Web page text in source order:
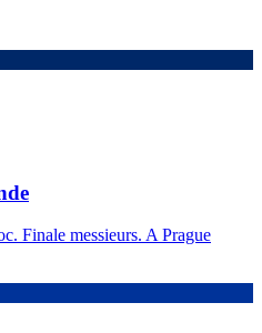
Finale messieurs. A Prague